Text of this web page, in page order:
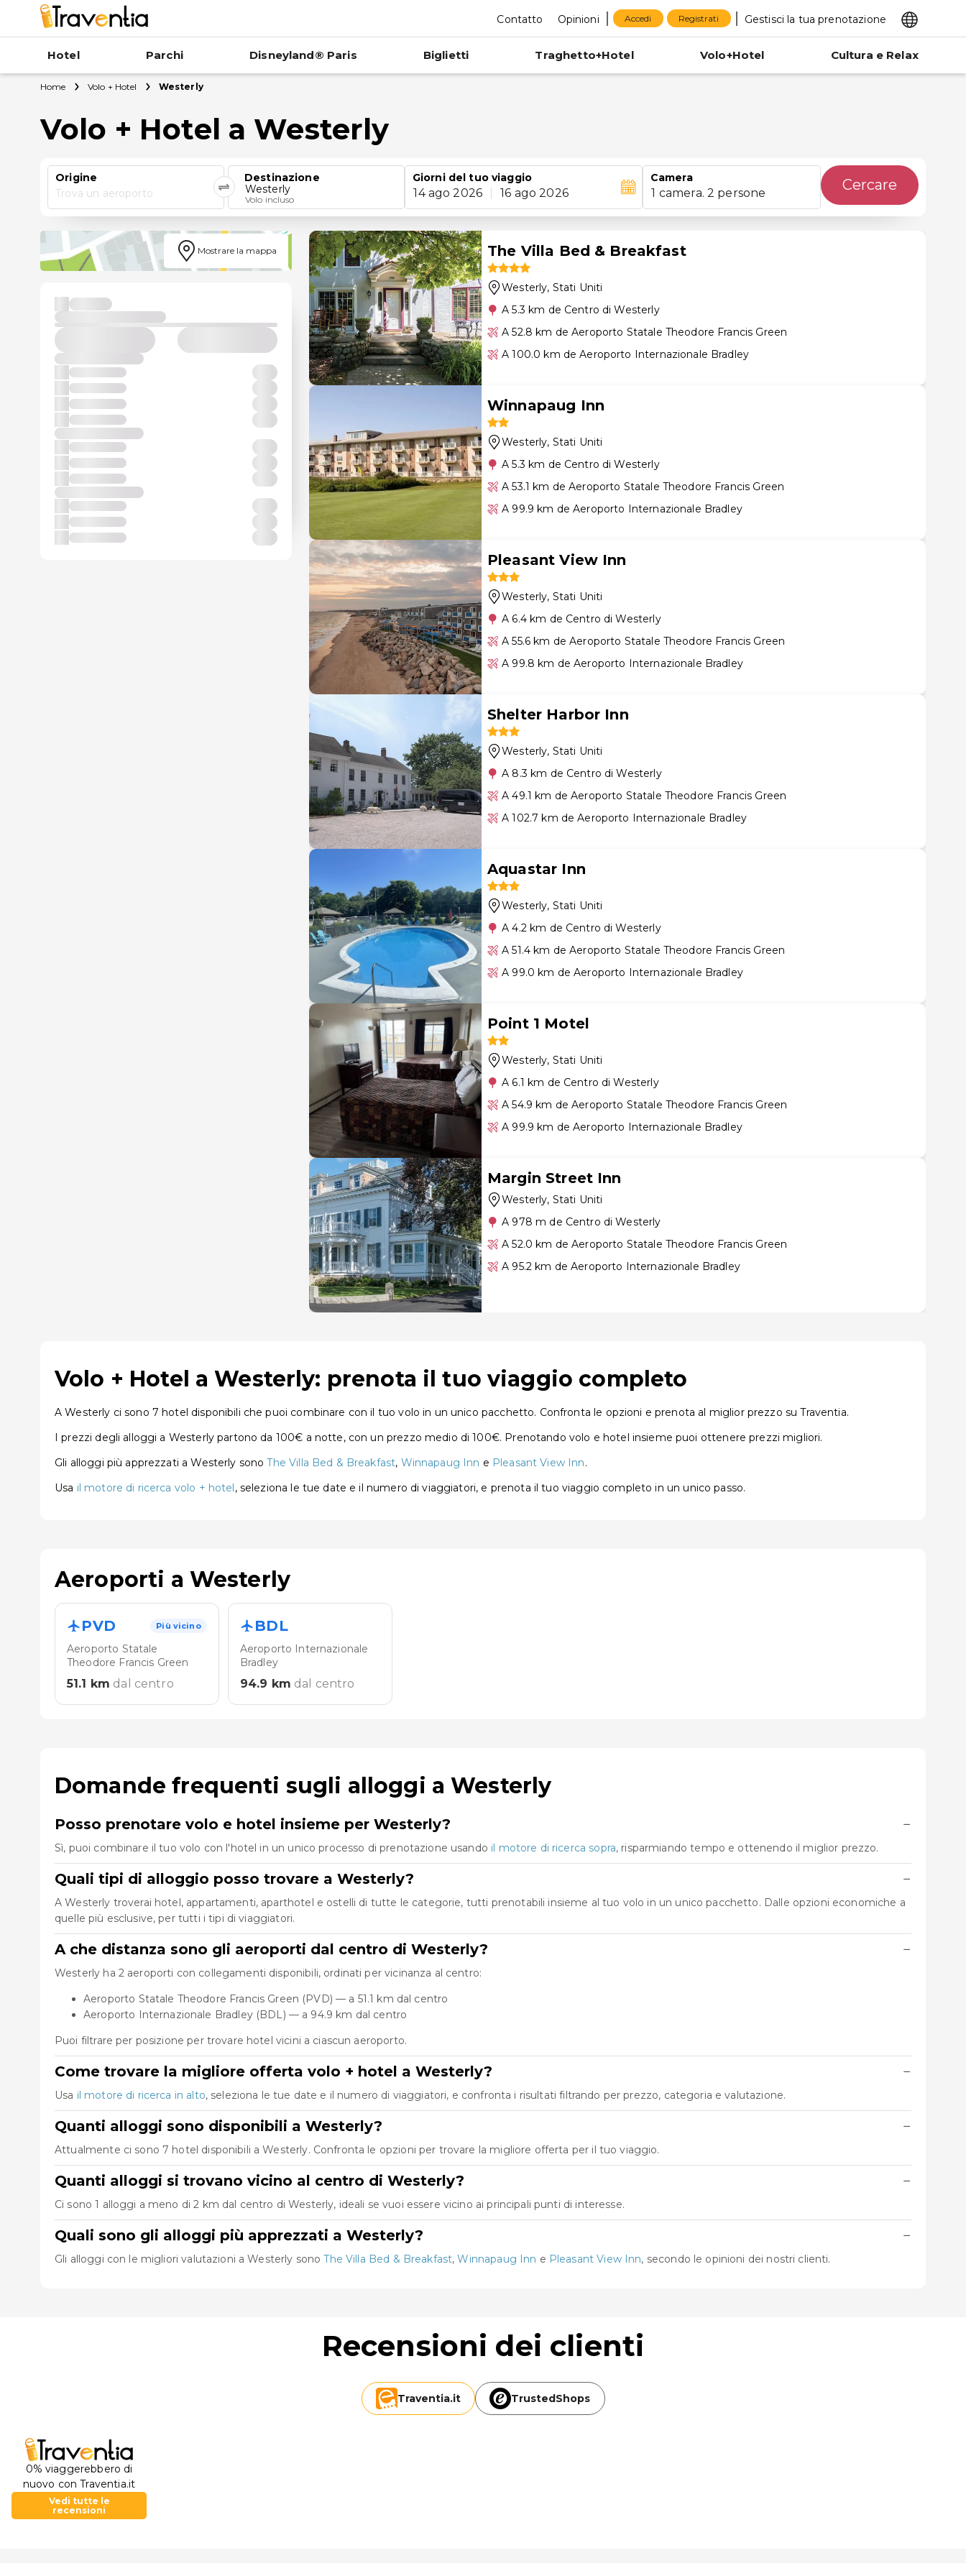
Contatto Opinioni Accedi Registrati Gestisci la tua prenotazione
Hotel Parchi Disneyland® Paris Biglietti Traghetto+Hotel Volo+Hotel Cultura e Relax
Home Volo + Hotel Westerly
Volo + Hotel a Westerly
Origine
Trova un aeroporto
Destinazione
Westerly
Volo incluso
Giorni del tuo viaggio
14 ago 2026 16 ago 2026
Camera
1 camera. 2 persone Cercare
Mostrare la mappa The Villa Bed & Breakfast
Westerly, Stati Uniti
A 5.3 km de Centro di Westerly
A 52.8 km de Aeroporto Statale Theodore Francis Green
A 100.0 km de Aeroporto Internazionale Bradley
Winnapaug Inn
Westerly, Stati Uniti
A 5.3 km de Centro di Westerly
A 53.1 km de Aeroporto Statale Theodore Francis Green
A 99.9 km de Aeroporto Internazionale Bradley
Pleasant View Inn
Westerly, Stati Uniti
A 6.4 km de Centro di Westerly
A 55.6 km de Aeroporto Statale Theodore Francis Green
A 99.8 km de Aeroporto Internazionale Bradley
Shelter Harbor Inn
Westerly, Stati Uniti
A 8.3 km de Centro di Westerly
A 49.1 km de Aeroporto Statale Theodore Francis Green
A 102.7 km de Aeroporto Internazionale Bradley
Aquastar Inn
Westerly, Stati Uniti
A 4.2 km de Centro di Westerly
A 51.4 km de Aeroporto Statale Theodore Francis Green
A 99.0 km de Aeroporto Internazionale Bradley
Point 1 Motel
Westerly, Stati Uniti
A 6.1 km de Centro di Westerly
A 54.9 km de Aeroporto Statale Theodore Francis Green
A 99.9 km de Aeroporto Internazionale Bradley
Margin Street Inn
Westerly, Stati Uniti
A 978 m de Centro di Westerly
A 52.0 km de Aeroporto Statale Theodore Francis Green
A 95.2 km de Aeroporto Internazionale Bradley
Volo + Hotel a Westerly: prenota il tuo viaggio completo
A Westerly ci sono 7 hotel disponibili che puoi combinare con il tuo volo in un unico pacchetto. Confronta le opzioni e prenota al miglior prezzo su Traventia.
I prezzi degli alloggi a Westerly partono da 100€ a notte, con un prezzo medio di 100€. Prenotando volo e hotel insieme puoi ottenere prezzi migliori.
Gli alloggi più apprezzati a Westerly sonoThe Villa Bed & Breakfast, Winnapaug Inn e Pleasant View Inn.
Usa il motore di ricerca volo + hotel, seleziona le tue date e il numero di viaggiatori, e prenota il tuo viaggio completo in un unico passo.
Aeroporti a Westerly
PVD Più vicino
Aeroporto Statale
Theodore Francis Green
51.1 km dal centro
BDL
Aeroporto Internazionale
Bradley
94.9 km dal centro
Domande frequenti sugli alloggi a Westerly
Posso prenotare volo e hotel insieme per Westerly? −
Sì, puoi combinare il tuo volo con l'hotel in un unico processo di prenotazione usando il motore di ricerca sopra, risparmiando tempo e ottenendo il miglior prezzo.
Quali tipi di alloggio posso trovare a Westerly? −
A Westerly troverai hotel, appartamenti, aparthotel e ostelli di tutte le categorie, tutti prenotabili insieme al tuo volo in un unico pacchetto. Dalle opzioni economiche a
quelle più esclusive, per tutti i tipi di viaggiatori.
A che distanza sono gli aeroporti dal centro di Westerly? −
Westerly ha 2 aeroporti con collegamenti disponibili, ordinati per vicinanza al centro:
Aeroporto Statale Theodore Francis Green (PVD) — a 51.1 km dal centro
Aeroporto Internazionale Bradley (BDL) — a 94.9 km dal centro
Puoi filtrare per posizione per trovare hotel vicini a ciascun aeroporto.
Come trovare la migliore offerta volo + hotel a Westerly? −
Usa il motore di ricerca in alto, seleziona le tue date e il numero di viaggiatori, e confronta i risultati filtrando per prezzo, categoria e valutazione.
Quanti alloggi sono disponibili a Westerly? −
Attualmente ci sono 7 hotel disponibili a Westerly. Confronta le opzioni per trovare la migliore offerta per il tuo viaggio.
Quanti alloggi si trovano vicino al centro di Westerly? −
Ci sono 1 alloggi a meno di 2 km dal centro di Westerly, ideali se vuoi essere vicino ai principali punti di interesse.
Quali sono gli alloggi più apprezzati a Westerly? −
Gli alloggi con le migliori valutazioni a Westerly sonoThe Villa Bed & Breakfast,Winnapaug Inn e Pleasant View Inn, secondo le opinioni dei nostri clienti.
Recensioni dei clienti
Traventia.it TrustedShops
0% viaggerebbero di
nuovo con Traventia.it
Vedi tutte le
recensioni